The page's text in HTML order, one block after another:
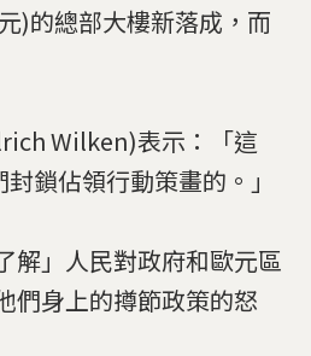
)的總部大樓新落成，而
Wilken)表示：「這
鎖佔領行動策畫的。」
解」人民對政府和歐元區
們身上的撙節政策的怒